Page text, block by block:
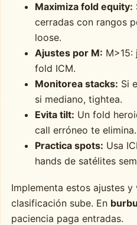
Maximiza fold equity:
cerradas con rangos
loose.
Ajustes por M: M>15:
fold ICM.
Monitorea stacks: Si
si mediano, tightea.
Evita tilt: Un fold
call erróneo te elimina.
Practica spots: Usa
hands de satélites
Implementa estos ajustes
clasificación sube. En
paciencia paga entradas.